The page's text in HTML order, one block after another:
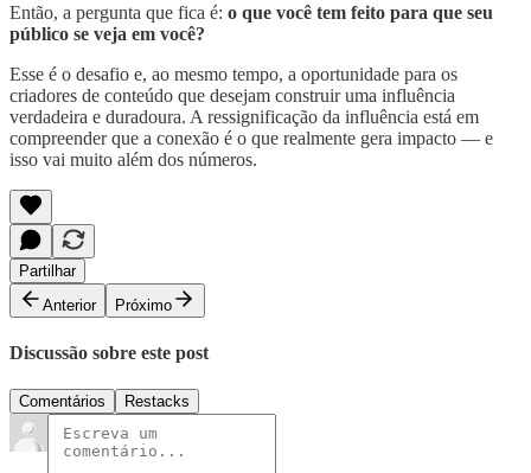
Então, a pergunta que fica é: o que você tem feito para que seu
público se veja em você?
Esse é o desafio e, ao mesmo tempo, a oportunidade para os
criadores de conteúdo que desejam construir uma influência
verdadeira e duradoura. A ressignificação da influência está em
compreender que a conexão é o que realmente gera impacto — e
isso vai muito além dos números.
Partilhar
Anterior
Próximo
Discussão sobre este post
Comentários Restacks